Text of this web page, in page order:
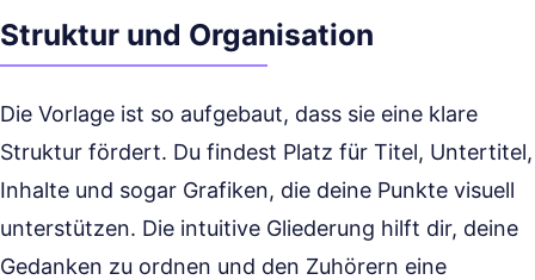
Struktur und Organisation
Die Vorlage ist so aufgebaut, dass sie eine klare
Struktur fördert. Du findest Platz für Titel, Untertitel,
Inhalte und sogar Grafiken, die deine Punkte visuell
unterstützen. Die intuitive Gliederung hilft dir, deine
Gedanken zu ordnen und den Zuhörern eine